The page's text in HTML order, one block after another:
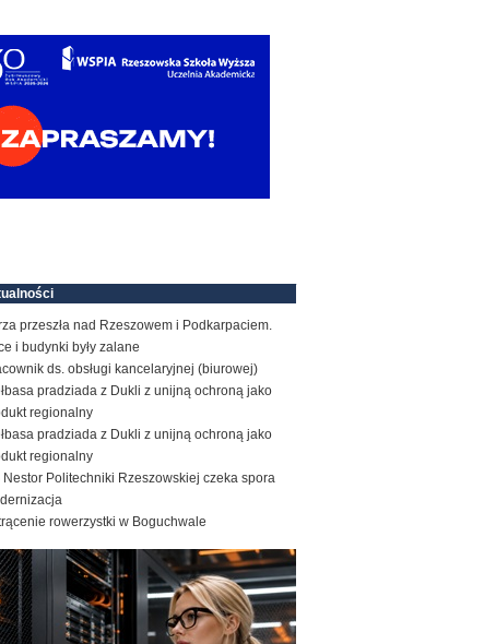
przeszła nad Rzeszowem i Podkarpaciem.
i budynki były zalane
ds. obsługi kancelaryjnej (biurowej)
pradziada z Dukli z unijną ochroną jako
regionalny
pradziada z Dukli z unijną ochroną jako
regionalny
Nestor Politechniki Rzeszowskiej czeka spora
rowerzystki w Boguchwale